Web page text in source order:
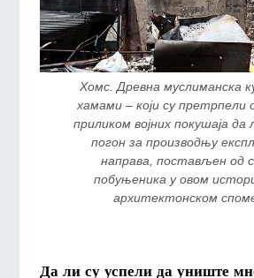
Хомс. Древна муслиманска
хамами – који су
приликом војних покушаја да
погон за производњу
направа, постављен од
побуњеника у овом
архитектонском
Да ли су успели да униште